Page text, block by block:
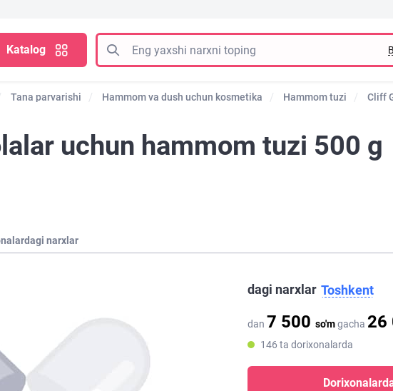
Katalog
Tana parvarishi Hammom va dush uchun kosmetika Hammom tuzi Cliff
uchun hammom tuzi 500 g
narxlar
dagi narxlar Toshkent
dan 7 500 so'mgacha 26
146 ta dorixonalarda